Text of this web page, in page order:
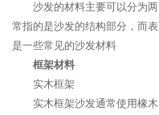
沙发的材料主要可以分为
常指的是沙发的结构部分，而
是一些常见的沙发材料
框架材料
实木框架
实木框架沙发通常使用橡